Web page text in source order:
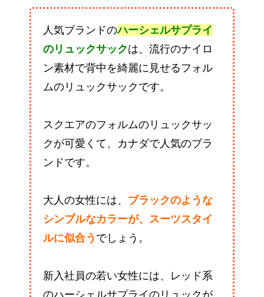
人気ブランドのハーシェルサプライ
のリュックサックは、流行のナイロ
ン素材で背中を綺麗に見せるフォル
ムのリュックサックです。
スクエアのフォルムのリュックサッ
クが可愛くて、カナダで人気のブラ
ンドです。
大人の女性には、 ブラックのような
シンプルなカラーが、スーツスタイ
ルに似合う でしょう。
新入社員の若い女性には、レッド系